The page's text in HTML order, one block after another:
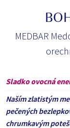
MEDBAR
Sladko ovocná
Naším zlatistým
pečených
chrumkavým